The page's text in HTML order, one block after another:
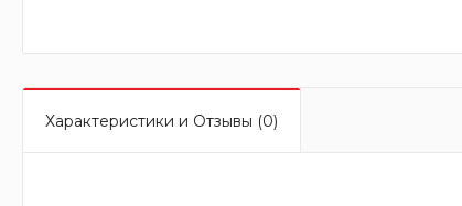
Характеристики и Отзывы (0)